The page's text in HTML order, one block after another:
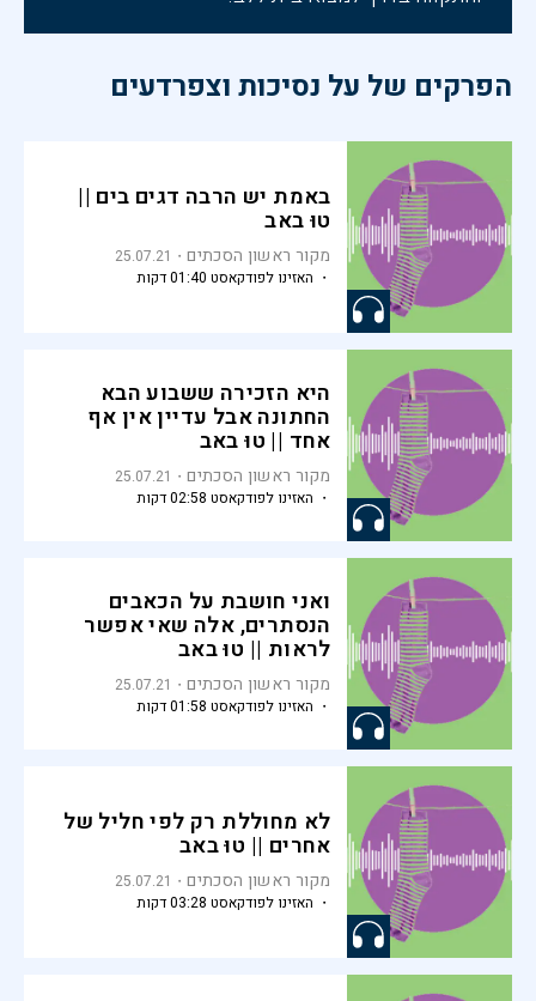
הפרקים של על נסיכות וצפרדעים
באמת יש הרבה דגים בים ||
טוּ באב
מקור ראשון הסכתים
25.07.21
・ האזינו לפודקאסט 01:40 דקות
היא הזכירה ששבוע הבא
החתונה אבל עדיין אין אף
אחד || טוּ באב
מקור ראשון הסכתים
25.07.21
・ האזינו לפודקאסט 02:58 דקות
ואני חושבת על הכאבים
הנסתרים, אלה שאי אפשר
לראות || טוּ באב
מקור ראשון הסכתים
25.07.21
・ האזינו לפודקאסט 01:58 דקות
לא מחוללת רק לפי חליל של
אחרים || טוּ באב
מקור ראשון הסכתים
25.07.21
・ האזינו לפודקאסט 03:28 דקות